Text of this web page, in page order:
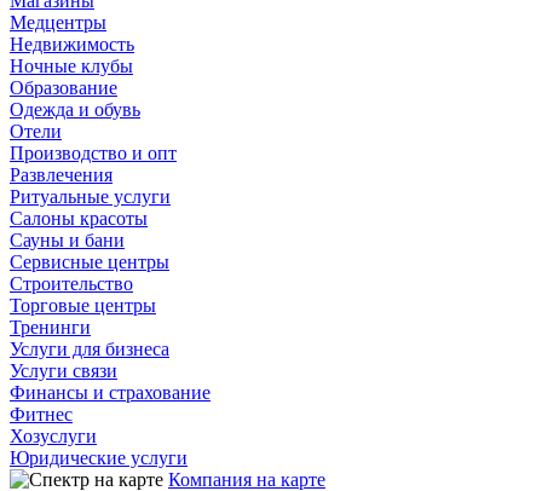
Медцентры
Недвижимость
Ночные клубы
Образование
Одежда и обувь
Отели
Производство и опт
Развлечения
Ритуальные услуги
Салоны красоты
Сауны и бани
Сервисные центры
Строительство
Торговые центры
Тренинги
Услуги для бизнеса
Услуги связи
Финансы и страхование
Фитнес
Хозуслуги
Юридические услуги
Компания на карте